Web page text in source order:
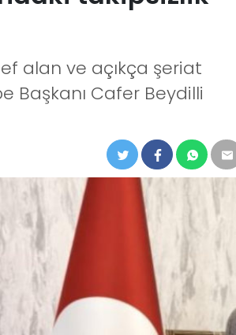
alan ve açıkça şeriat
Başkanı Cafer Beydilli